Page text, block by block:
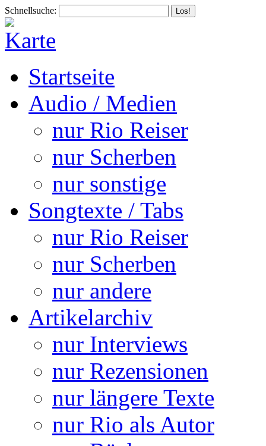
Schnellsuche:
Startseite
Audio / Medien
nur Rio Reiser
nur Scherben
nur sonstige
Songtexte / Tabs
nur Rio Reiser
nur Scherben
nur andere
Artikelarchiv
nur Interviews
nur Rezensionen
nur längere Texte
nur Rio als Autor